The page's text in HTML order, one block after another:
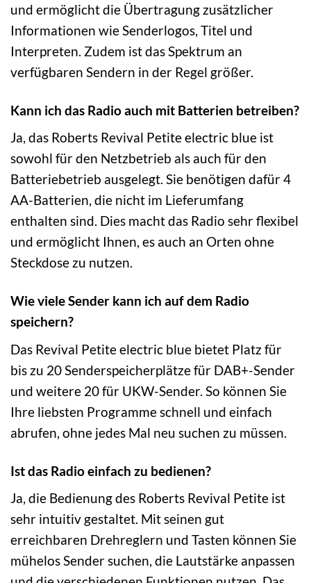
und ermöglicht die Übertragung zusätzlicher
Informationen wie Senderlogos, Titel und
Interpreten. Zudem ist das Spektrum an
verfügbaren Sendern in der Regel größer.
Kann ich das Radio auch mit Batterien betreiben?
Ja, das Roberts Revival Petite electric blue ist
sowohl für den Netzbetrieb als auch für den
Batteriebetrieb ausgelegt. Sie benötigen dafür 4
AA-Batterien, die nicht im Lieferumfang
enthalten sind. Dies macht das Radio sehr flexibel
und ermöglicht Ihnen, es auch an Orten ohne
Steckdose zu nutzen.
Wie viele Sender kann ich auf dem Radio
speichern?
Das Revival Petite electric blue bietet Platz für
bis zu 20 Senderspeicherplätze für DAB+-Sender
und weitere 20 für UKW-Sender. So können Sie
Ihre liebsten Programme schnell und einfach
abrufen, ohne jedes Mal neu suchen zu müssen.
Ist das Radio einfach zu bedienen?
Ja, die Bedienung des Roberts Revival Petite ist
sehr intuitiv gestaltet. Mit seinen gut
erreichbaren Drehreglern und Tasten können Sie
mühelos Sender suchen, die Lautstärke anpassen